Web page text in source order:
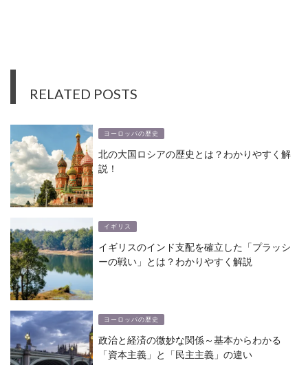
RELATED POSTS
ヨーロッパの歴史
北の大国ロシアの歴史とは？わかりやすく解
説！
イギリス
イギリスのインド支配を確立した「プラッシ
ーの戦い」とは？わかりやすく解説
ヨーロッパの歴史
政治と経済の微妙な関係～基本からわかる
「資本主義」と「民主主義」の違い